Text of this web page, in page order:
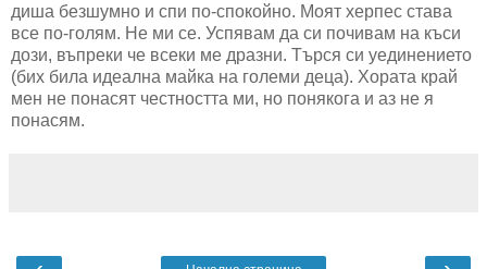
диша безшумно и спи по-спокойно. Моят херпес става
все по-голям. Не ми се. Успявам да си почивам на къси
дози, въпреки че всеки ме дразни. Търся си уединението
(бих била идеална майка на големи деца). Хората край
мен не понасят честността ми, но понякога и аз не я
понасям.